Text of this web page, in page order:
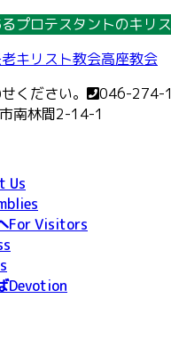
プロテスタントのキリ
ください。 046-274-
南林間2-14-1
Us
For Visitors
Devotion